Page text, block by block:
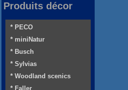
Produits décor
* PECO
* miniNatur
* Busch
* Sylvias
* Woodland scenics
* Faller